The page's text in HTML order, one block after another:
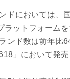
ドにおいては、
ラットフォーム
ンド数は前年比
」において発